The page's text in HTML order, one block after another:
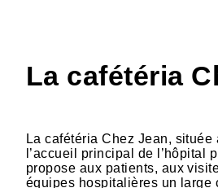
La cafétéria
La cafétéria Chez Jean, située
l’accueil principal de l’hôpital
propose aux patients, aux
équipes hospitalières un large